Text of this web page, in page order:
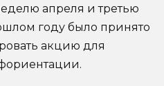
апреля и третью
году было принято
акцию для